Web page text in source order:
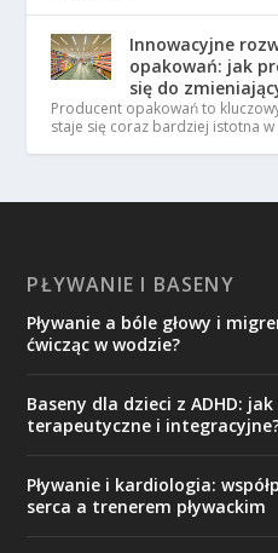
Innowacyjne
opakowań: jak
się do
Producent opakowań to
staje się coraz bardziej istotna
PŁYWANIE I BASENY
Pływanie a bóle głowy i
ćwicząc w wodzie?
Baseny dla dzieci z ADHD:
terapeutyczne i
Pływanie i kardiologia:
serca a trenerem pływackim